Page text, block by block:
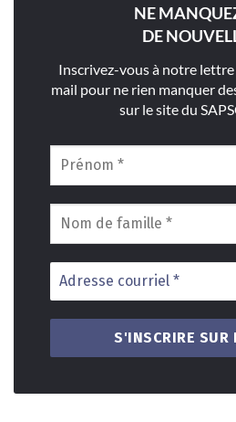
NE
DE
Inscrivez-vous à notre
mail pour ne rien manquer
sur le site du